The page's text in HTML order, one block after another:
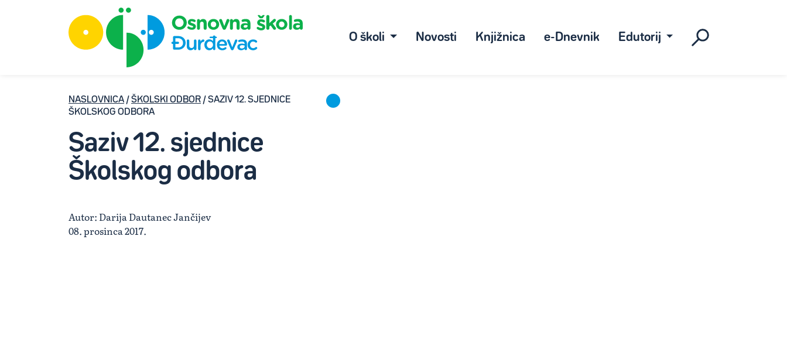
O školi Novosti Knjižnica e-Dnevnik Edutorij
NASLOVNICA / ŠKOLSKI ODBOR / SAZIV 12. SJEDNICE
ŠKOLSKOG ODBORA
Saziv 12. sjednice
Školskog odbora
Autor: Darija Dautanec Jančijev
08. prosinca 2017.